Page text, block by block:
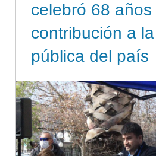
celebró 68 años
contribución a
pública del país